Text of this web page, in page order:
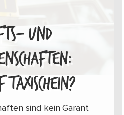
UND
TAXISCHEIN?
sind kein Garant